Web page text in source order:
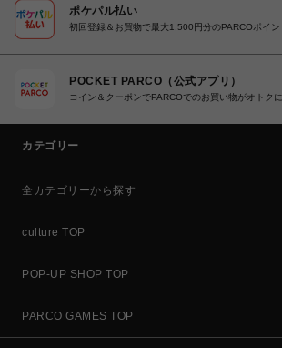
ポケパル払い
初回登録＆お買物で最大1,500円分のPARCOポイン
POCKET PARCO（公式アプリ）
コイン＆クーポンでPARCOでのお買い物がオトクに
カテゴリー
全カテゴリーから探す
culture TOP
POP-UP SHOP TOP
PARCO GAMES TOP